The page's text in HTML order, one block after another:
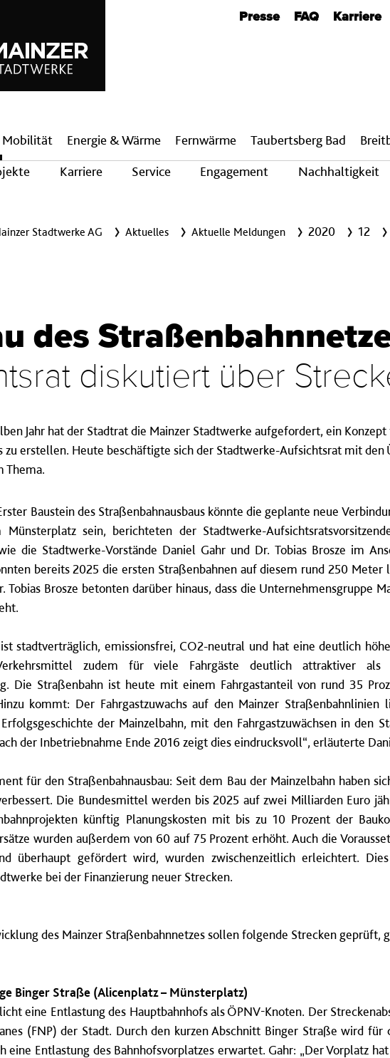
Presse FAQ Karriere
Karriere Service Engagement Nachhaltigkeit
Mobilität Energie & Wärme Fern­wärme Taubertsberg Bad
Stadtwerke AG Aktuelles Aktuelle Meldungen 2020 12
des
diskutiert über
Jahr hat der Stadtrat die Mainzer Stadtwerke aufgefordert, ein Konzept
zu erstellen. Heute beschäftigte sich der Stadtwerke-Aufsichtsrat mit den
Thema.
Baustein des Straßenbahnausbaus könnte die geplante neue
Münsterplatz sein, berichteten der Stadtwerke-
die Stadtwerke-Vorstände Daniel Gahr und Dr. Tobias Brosze im
bereits 2025 die ersten Straßenbahnen auf diesem rund 250 Meter
Tobias Brosze betonten darüber hinaus, dass die Unternehmensgruppe
stadtverträglich, emissionsfrei, CO2-neutral und hat eine deutlich
zudem für viele Fahrgäste deutlich attraktiver
Die Straßenbahn ist heute mit einem Fahrgastanteil von rund 35
kommt: Der Fahrgastzuwachs auf den Mainzer
der Mainzelbahn, mit den Fahrgastzuwächsen in den
der Inbetriebnahme Ende 2016 zeigt dies eindrucksvoll“, erläuterte
für den Straßenbahnausbau: Seit dem Bau der Mainzelbahn haben
Die Bundesmittel werden bis 2025 auf zwei Milliarden Euro
künftig Planungskosten mit bis zu 10 Prozent der
wurden außerdem von 60 auf 75 Prozent erhöht. Auch die
überhaupt gefördert wird, wurden zwischenzeitlich erleichtert.
bei der Finanzierung neuer Strecken.
des Mainzer Straßenbahnnetzes sollen folgende Strecken geprüft,
Binger Straße (Alicenplatz – Münsterplatz)
eine Entlastung des Hauptbahnhofs als ÖPNV-Knoten. Der
(FNP) der Stadt. Durch den kurzen Abschnitt Binger Straße wird
eine Entlastung des Bahnhofsvorplatzes erwartet. Gahr: „Der Vorplatz